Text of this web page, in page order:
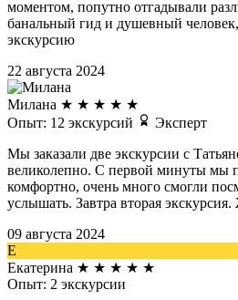
моментом, попутно отгадывали
банальный гид и душевный человек,
экскурсию
22 августа 2024
Милана ★ ★ ★ ★ ★
Опыт: 12 экскурсий
Эксперт
Мы заказали две экскурсии с
великолепно. С первой минуты мы
комфортно, очень много смогли
услышать. Завтра вторая
09 августа 2024
Е
Екатерина ★ ★ ★ ★ ★
Опыт: 2 экскурсии